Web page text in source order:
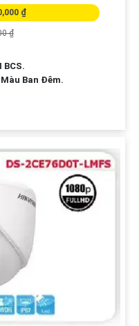
₫
₫
BCS.
Ban Đêm.